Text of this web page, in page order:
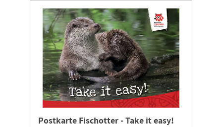
Postkarte Fischotter - Take it easy!